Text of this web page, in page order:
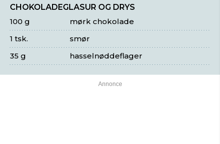
CHOKOLADEGLASUR OG DRYS
mørk chokolade
100 g
smør
1 tsk.
hasselnøddeflager
35 g